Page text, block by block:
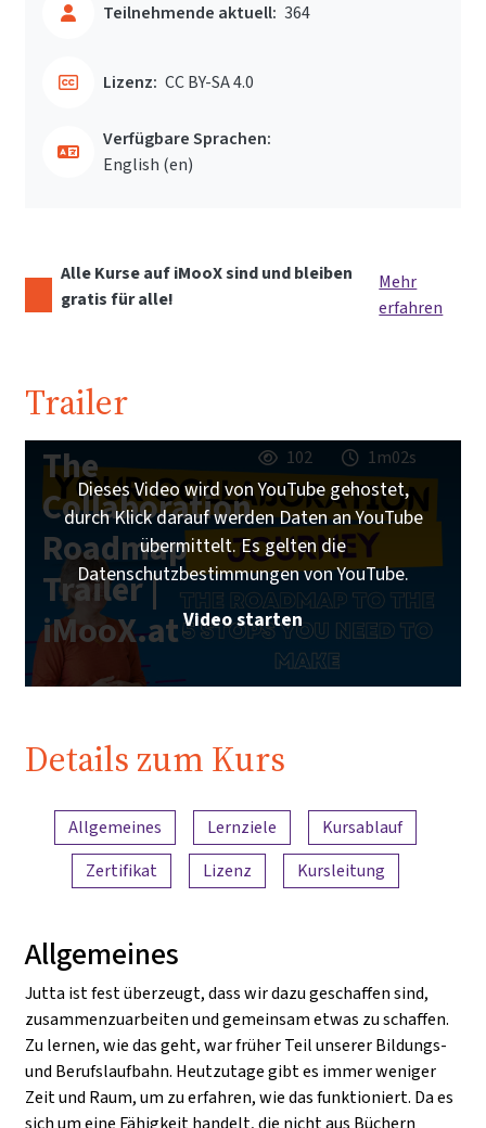
Teilnehmende aktuell: 364
Lizenz: CC BY-SA 4.0
Verfügbare Sprachen:
English ‎(en)‎
Alle Kurse auf iMooX sind und bleiben
gratis für alle!
Mehr
erfahren
Trailer
The
Collaboration
Roadmap
Trailer |
iMooX.at
102 1m02s
Dieses Video wird von YouTube gehostet,
durch Klick darauf werden Daten an YouTube
übermittelt. Es gelten die
Datenschutzbestimmungen von YouTube.
Video starten
Details zum Kurs
Inhaltsübersicht
Allgemeines Lernziele
Kursablauf
Zertifikat
Lizenz Kursleitung
Allgemeines
Jutta ist fest überzeugt, dass wir dazu geschaffen sind,
zusammenzuarbeiten und gemeinsam etwas zu schaffen.
Zu lernen, wie das geht, war früher Teil unserer Bildungs-
und Berufslaufbahn. Heutzutage gibt es immer weniger
Zeit und Raum, um zu erfahren, wie das funktioniert. Da es
sich um eine Fähigkeit handelt, die nicht aus Büchern